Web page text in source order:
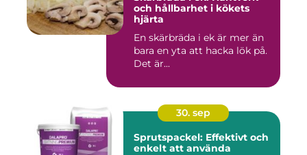
och hållbarhet i kökets
hjärta
En skärbräda i ek är mer än
bara en yta att hacka lök på.
Det är...
30. sep
Sprutspackel: Effektivt och
enkelt att använda